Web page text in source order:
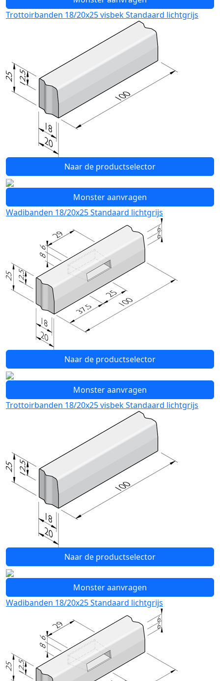
Trottoirbanden 18/20x25 visbek Standaard lichtgrijs
Naar de productselector
Monster aanvragen
Wadibanden 18/20x25 Standaard lichtgrijs
Naar de productselector
Monster aanvragen
Trottoirbanden 18/20x25 visbek Standaard lichtgrijs
Naar de productselector
Monster aanvragen
Wadibanden 18/20x25 Standaard lichtgrijs